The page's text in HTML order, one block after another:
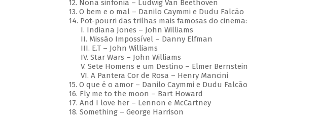
12. Nona sinfonia – Ludwig Van Beethoven
13. O bem e o mal – Danilo Caymmi e Dudu Falcão
14. Pot-pourri das trilhas mais famosas do cinema:
I. Indiana Jones – John Williams
II. Missão Impossível – Danny Elfman
III. E.T – John Williams
IV. Star Wars – John Williams
V. Sete Homens e um Destino – Elmer Bernstein
VI. A Pantera Cor de Rosa – Henry Mancini
15. O que é o amor – Danilo Caymmi e Dudu Falcão
16. Fly me to the moon – Bart Howard
17. And I love her – Lennon e McCartney
18. Something – George Harrison